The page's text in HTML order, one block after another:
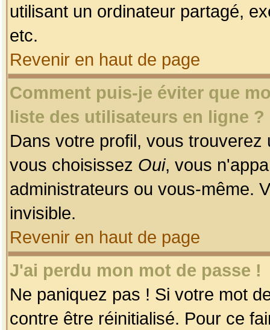
utilisant un ordinateur partagé,
etc.
Revenir en haut de page
Comment puis-je éviter que
liste des utilisateurs en ligne ?
Dans votre profil, vous
vous choisissez Oui, vous
administrateurs ou vous-même.
invisible.
Revenir en haut de page
J'ai perdu mon mot de passe !
Ne paniquez pas ! Si votre mot
contre être réinitialisé. Pour ce